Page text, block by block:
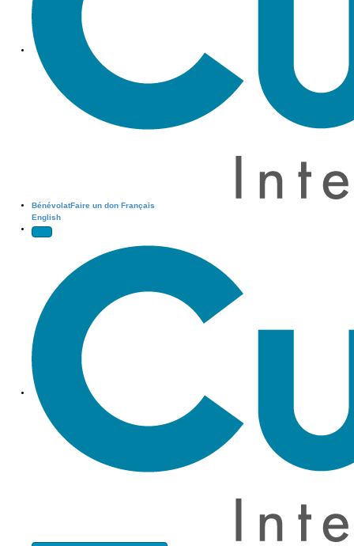
BénévolatFaire un don Français
English